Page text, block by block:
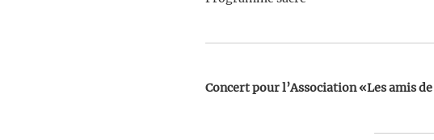
Concert pour l’Association «Les amis